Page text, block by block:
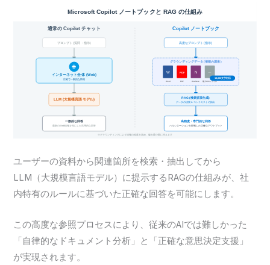
ユーザーの資料から関連箇所を検索・抽出してから
LLM（大規模言語モデル）に提示するRAGの仕組みが、社
内特有のルールに基づいた正確な回答を可能にします。
この高度な参照プロセスにより、従来のAIでは難しかった
「自律的なドキュメント分析」と「正確な意思決定支援」
が実現されます。